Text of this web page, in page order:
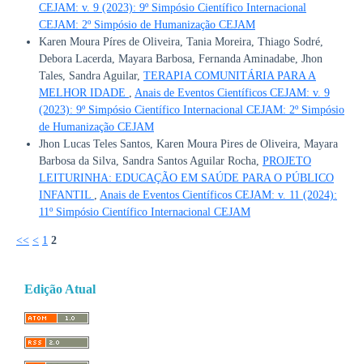
CEJAM: v. 9 (2023): 9º Simpósio Científico Internacional
CEJAM: 2º Simpósio de Humanização CEJAM
Karen Moura Píres de Oliveira, Tania Moreira, Thiago Sodré,
Debora Lacerda, Mayara Barbosa, Fernanda Aminadabe, Jhon
Tales, Sandra Aguilar, TERAPIA COMUNITÁRIA PARA A
MELHOR IDADE
Anais de Eventos Científicos CEJAM: v. 9
(2023): 9º Simpósio Científico Internacional CEJAM: 2º Simpósio
de Humanização CEJAM
Jhon Lucas Teles Santos, Karen Moura Pires de Oliveira, Mayara
Barbosa da Silva, Sandra Santos Aguilar Rocha, PROJETO
LEITURINHA: EDUCAÇÃO EM SAÚDE PARA O PÚBLICO
INFANTIL
Anais de Eventos Científicos CEJAM: v. 11 (2024):
11º Simpósio Científico Internacional CEJAM
<< < 1 2
Edição Atual